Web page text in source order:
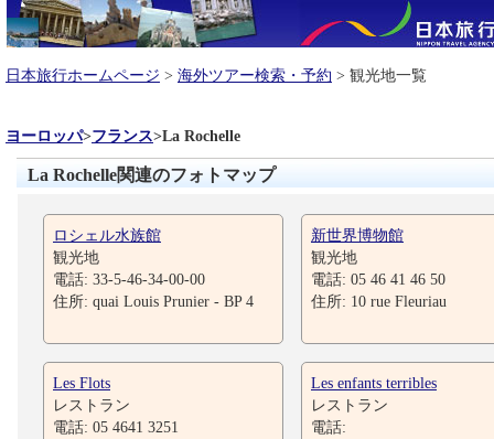
日本旅行ホームページ > 海外ツアー検索・予約 > 観光地一覧
ヨーロッパ>フランス>La Rochelle
La Rochelle関連のフォトマップ
ロシェル水族館
観光地
電話: 33-5-46-34-00-00
住所: quai Louis Prunier - BP 4
新世界博物館
観光地
電話: 05 46 41 46 50
住所: 10 rue Fleuriau
Les Flots
レストラン
電話: 05 4641 3251
Les enfants terribles
レストラン
電話: